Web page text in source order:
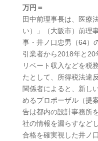
万円＝
田中前理事長は、医療
い）」（大阪市）前理
事・井ノ口忠男（64）
引業者から2018年と
リベート収入などを税
たとして、所得税法違
関係者によると、新し
めるプロポーザル（提
告は都内の設計事務所
社の情報を漏らすなど
合格を確実視した井ノ